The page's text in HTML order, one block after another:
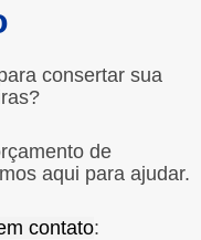
consertar sua
de
aqui para ajudar.
contato: